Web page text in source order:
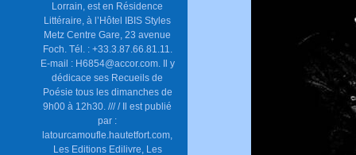
Lorrain, est en Résidence
Littéraire, à l’Hôtel IBIS Styles
Metz Centre Gare, 23 avenue
Foch. Tél. : +33.3.87.66.81.11.
E-mail : H6854@accor.com. Il y
dédicace ses Recueils de
Poésie tous les dimanches de
9h00 à 12h30. /// / Il est publié
par :
latourcamoufle.hautetfort.com,
Les Editions Edilivre, Les